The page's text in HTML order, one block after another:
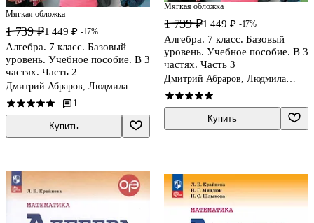
Мягкая обложка
1 739 ₽1 449 ₽ -17%
Алгебра. 7 класс. Базовый
уровень. Учебное пособие. В 3
частях. Часть 2
Дмитрий Абраров, Людмила
Петерсон, Елена Чуткова
· 1
Купить
Мягкая обложка
1 739 ₽1 449 ₽ -17%
Алгебра. 7 класс. Базовый
уровень. Учебное пособие. В 3
частях. Часть 3
Дмитрий Абраров, Людмила
Петерсон, Елена Чуткова
Купить